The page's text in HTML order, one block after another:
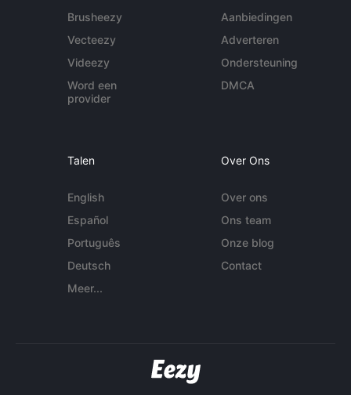
Brusheezy
Vecteezy
Videezy
Word een
provider
Aanbiedingen
Adverteren
Ondersteuning
DMCA
Talen
English
Español
Português
Deutsch
Meer...
Over Ons
Over ons
Ons team
Onze blog
Contact